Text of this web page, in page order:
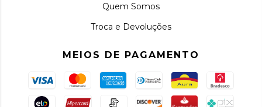
Quem Somos
Troca e Devoluções
MEIOS DE PAGAMENTO